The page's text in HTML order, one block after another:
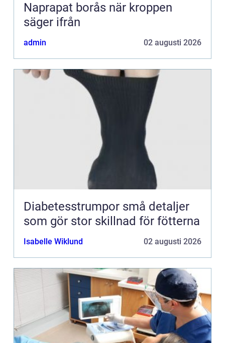
Naprapat borås när kroppen
säger ifrån
admin 02 augusti 2026
Diabetesstrumpor små detaljer
som gör stor skillnad för fötterna
Isabelle Wiklund 02 augusti 2026